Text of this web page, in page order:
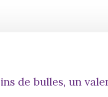
de bulles, un